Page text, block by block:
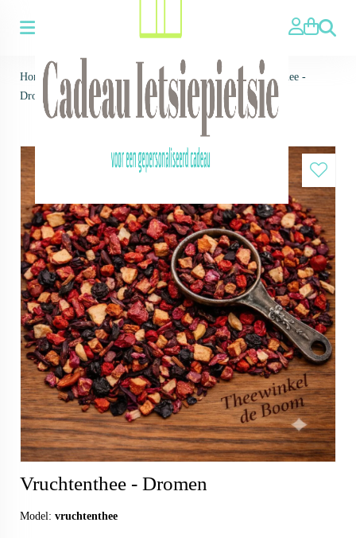
Zoeken
Home > Thee ▼>Losse thee > Vruchtenthee > Vruchtenthee -
Dromen
Vruchtenthee - Dromen
Model: vruchtenthee